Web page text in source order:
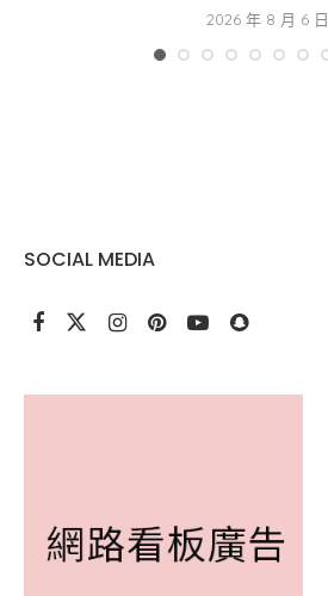
2026 年 8 月 6 日
SOCIAL MEDIA